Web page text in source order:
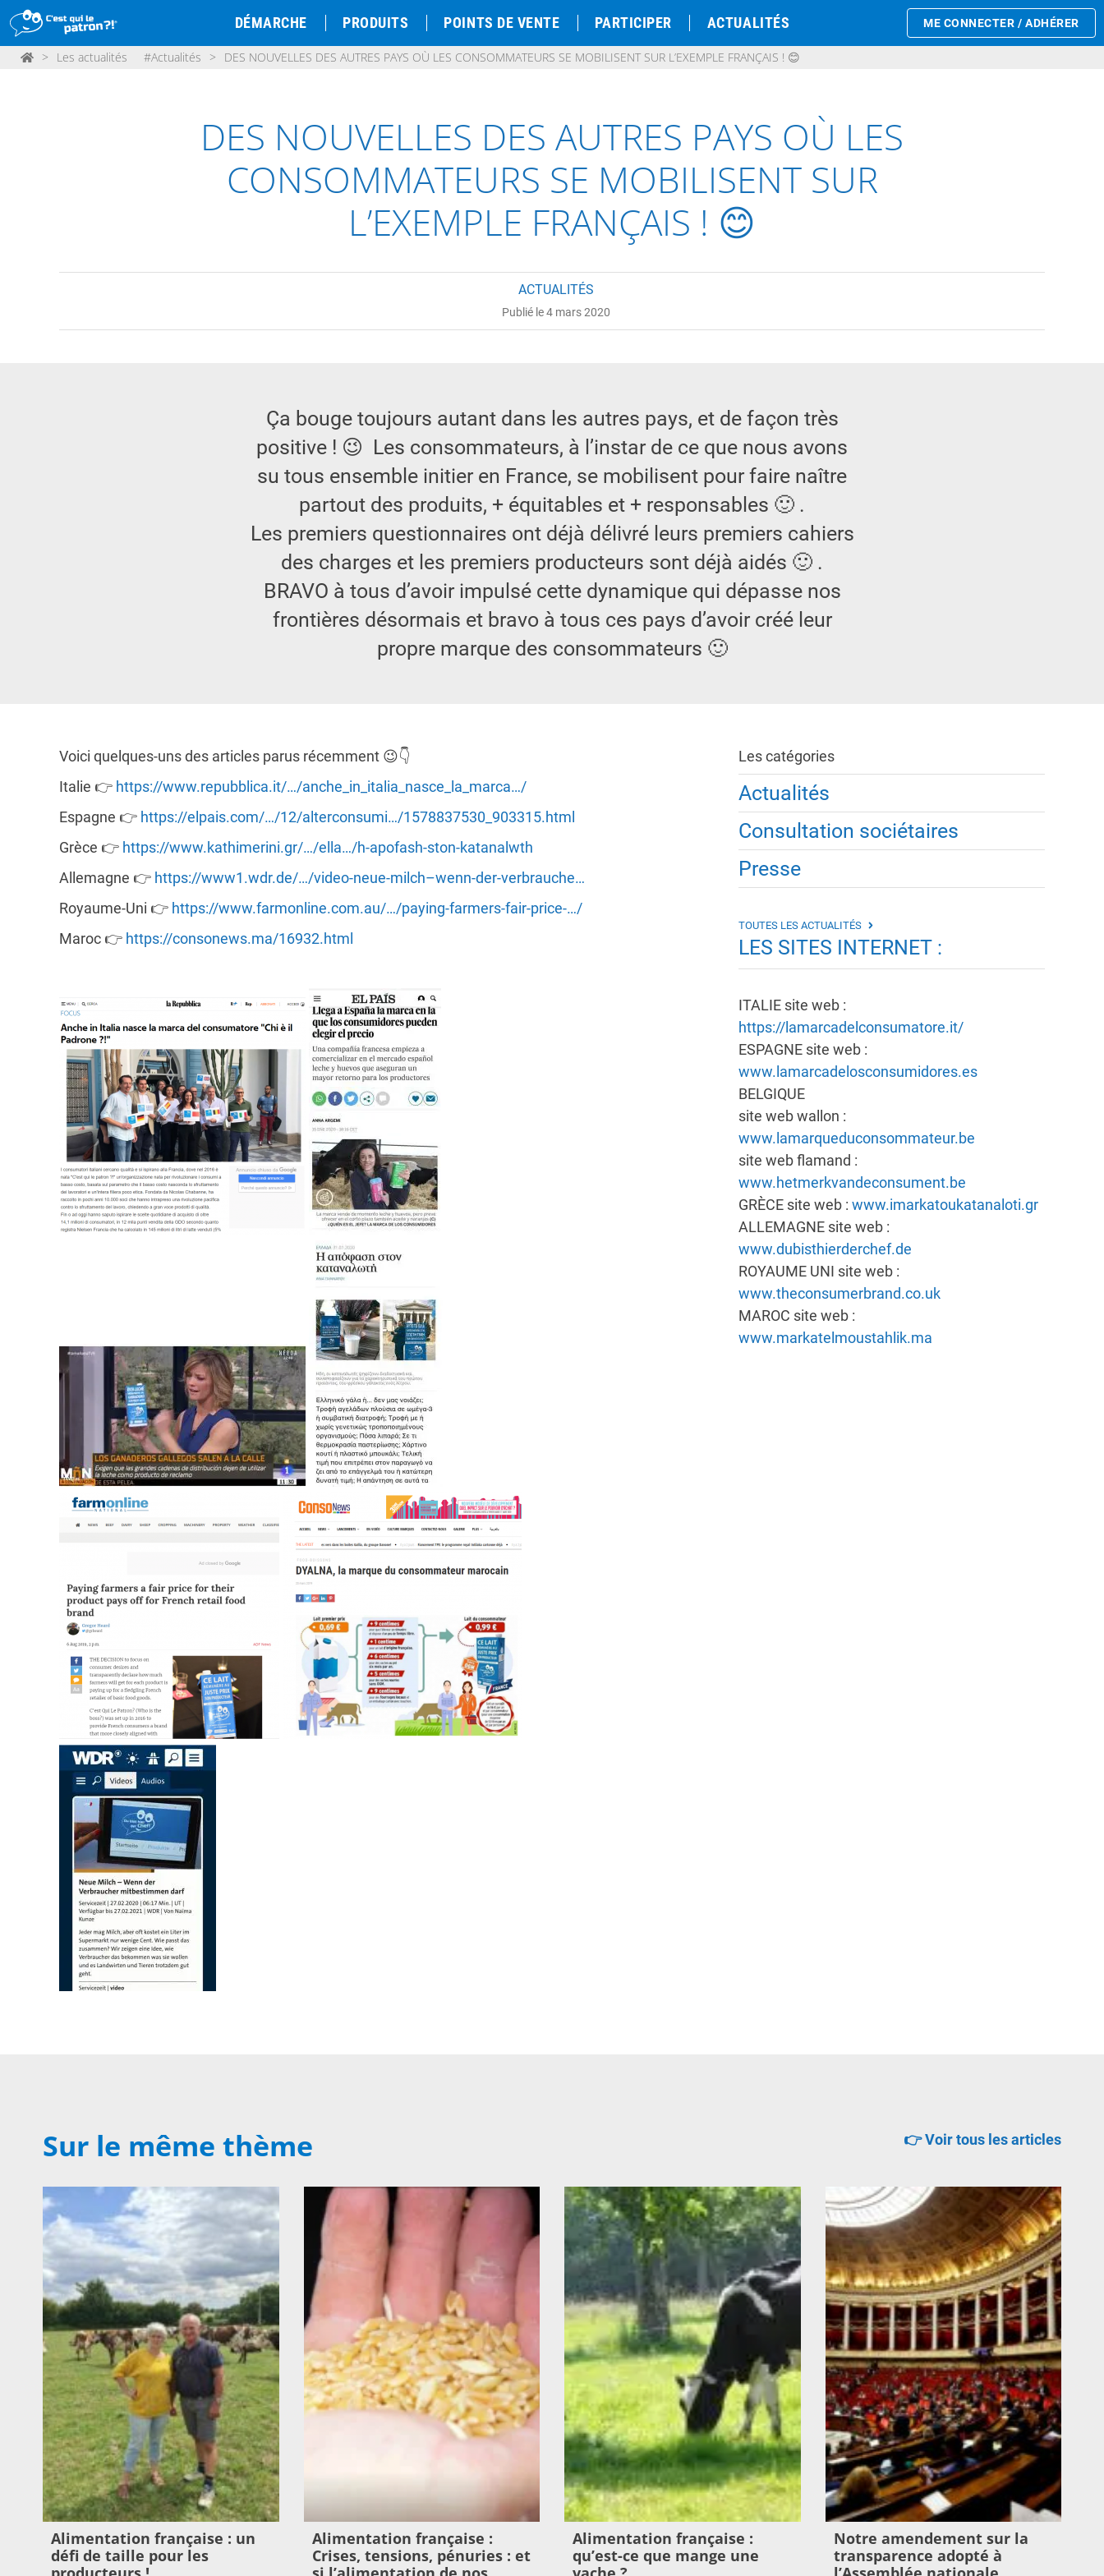
DÉMARCHE PRODUITS POINTS DE VENTE PARTICIPER ACTUALITÉS ME CONNECTER / ADHÉRER
> Les actualités #Actualités > DES NOUVELLES DES AUTRES PAYS OÙ LES CONSOMMATEURS SE MOBILISENT SUR L’EXEMPLE FRANÇAIS ! 😊
DES NOUVELLES DES AUTRES PAYS OÙ LES
CONSOMMATEURS SE MOBILISENT SUR
L’EXEMPLE FRANÇAIS ! 😊
ACTUALITÉS
Publié le 4 mars 2020
Ça bouge toujours autant dans les autres pays, et de façon très
positive ! 😉 Les consommateurs, à l’instar de ce que nous avons
su tous ensemble initier en France, se mobilisent pour faire naître
partout des produits, + équitables et + responsables 🙂 .
Les premiers questionnaires ont déjà délivré leurs premiers cahiers
des charges et les premiers producteurs sont déjà aidés 🙂 .
BRAVO à tous d’avoir impulsé cette dynamique qui dépasse nos
frontières désormais et bravo à tous ces pays d’avoir créé leur
propre marque des consommateurs 🙂
Voici quelques-uns des articles parus récemment 😉👇
Italie 👉 https://www.repubblica.it/…/anche_in_italia_nasce_la_marca…/
Espagne 👉 https://elpais.com/…/12/alterconsumi…/1578837530_903315.html
Grèce 👉 https://www.kathimerini.gr/…/ella…/h-apofash-ston-katanalwth
Allemagne 👉 https://www1.wdr.de/…/video-neue-milch–wenn-der-verbrauche…
Royaume-Uni 👉 https://www.farmonline.com.au/…/paying-farmers-fair-price-…/
Maroc 👉 https://consonews.ma/16932.html
Les catégories
Actualités
Consultation sociétaires
Presse
TOUTES LES ACTUALITÉS
LES SITES INTERNET :
ITALIE site web :
https://lamarcadelconsumatore.it/
ESPAGNE site web :
www.lamarcadelosconsumidores.es
BELGIQUE
site web wallon :
www.lamarqueduconsommateur.be
site web flamand :
www.hetmerkvandeconsument.be
GRÈCE site web : www.imarkatoukatanaloti.gr
ALLEMAGNE site web :
www.dubisthierderchef.de
ROYAUME UNI site web :
www.theconsumerbrand.co.uk
MAROC site web :
www.markatelmoustahlik.ma
Sur le même thème 👉 Voir tous les articles
Alimentation française : un
défi de taille pour les
Alimentation française :
Crises, tensions, pénuries : et
Alimentation française :
qu’est-ce que mange une
Notre amendement sur la
transparence adopté à